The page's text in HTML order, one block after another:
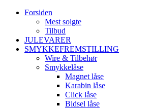
Forsiden
Mest solgte
Tilbud
JULEVARER
SMYKKEFREMSTILLING
Wire & Tilbehør
Smykkelåse
Magnet låse
Karabin låse
Click låse
Bidsel låse